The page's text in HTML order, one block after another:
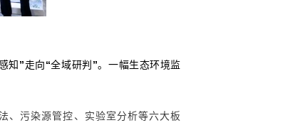
知 ”走向“全域研判 ”。一幅生态环境监
、污染源管控、实验室分析等六大板